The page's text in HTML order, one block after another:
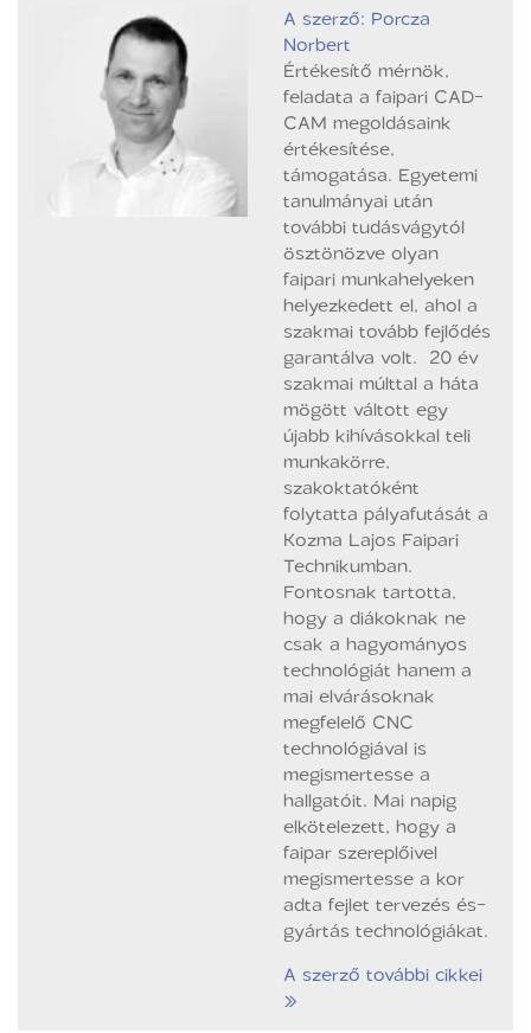
A szerző: Porcza
Norbert
Értékesítő mérnök,
feladata a faipari CAD-
CAM megoldásaink
értékesítése,
támogatása. Egyetemi
tanulmányai után
további tudásvágytól
ösztönözve olyan
faipari munkahelyeken
helyezkedett el, ahol a
szakmai tovább fejlődés
garantálva volt. 20 év
szakmai múlttal a háta
mögött váltott egy
újabb kihívásokkal teli
munkakörre,
szakoktatóként
folytatta pályafutását a
Kozma Lajos Faipari
Technikumban.
Fontosnak tartotta,
hogy a diákoknak ne
csak a hagyományos
technológiát hanem a
mai elvárásoknak
megfelelő CNC
technológiával is
megismertesse a
hallgatóit. Mai napig
elkötelezett, hogy a
faipar szereplőivel
megismertesse a kor
adta fejlet tervezés és-
gyártás technológiákat.
A szerző további cikkei
»